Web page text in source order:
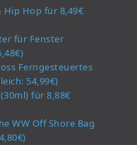
Hop für 8,49€
für Fenster
Ferngesteuertes
54,99€)
für 8,88€
WW Off Shore Bag